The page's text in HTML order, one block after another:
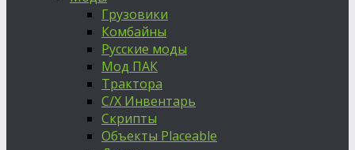
Грузовики
Комбайны
Русские моды
Мод ПАК
Трактора
С/Х Инвентарь
Скрипты
Объекты Placeable